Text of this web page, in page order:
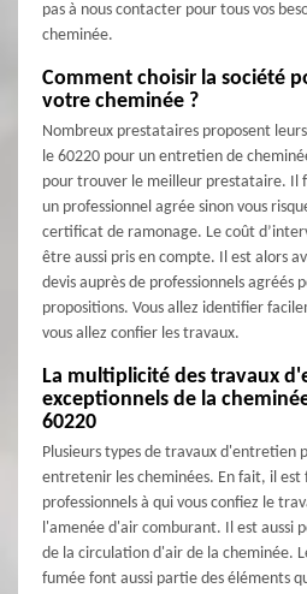
pas à nous contacter pour tous vos
cheminée.
Comment choisir la société
votre cheminée ?
Nombreux prestataires proposent
le 60220 pour un entretien de
pour trouver le meilleur prestataire. Il
un professionnel agrée sinon vous
certificat de ramonage. Le coût
être aussi pris en compte. Il est alors
devis auprès de professionnels agréés
propositions. Vous allez identifier
vous allez confier les travaux.
La multiplicité des travaux
exceptionnels de la
60220
Plusieurs types de travaux d'entretien
entretenir les cheminées. En fait, il est
professionnels à qui vous confiez le
l'amenée d'air comburant. Il est aussi
de la circulation d'air de la cheminée.
fumée font aussi partie des éléments